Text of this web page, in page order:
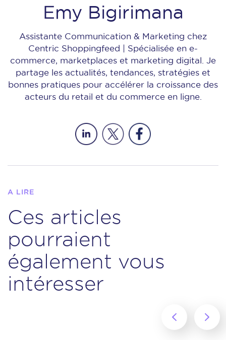
Emy Bigirimana
Assistante Communication & Marketing chez
Centric Shoppingfeed | Spécialisée en e-
commerce, marketplaces et marketing digital. Je
partage les actualités, tendances, stratégies et
bonnes pratiques pour accélérer la croissance des
acteurs du retail et du commerce en ligne.
A LIRE
Ces articles
pourraient
également vous
intéresser